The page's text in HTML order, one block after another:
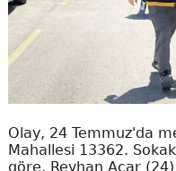
Olay, 24 Temmuz'da
Mahallesi 13362.
göre, Reyhan Acar